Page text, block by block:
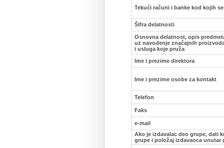
Tekući računi i banke kod kojih
Šifra delatnosti
Osnovna delatnost, opis
uz navođenje značajnih
i usluga koje pruža
Ime i prezime direktora
Ime i prezime osobe za kontakt
Telefon
Faks
e-mail
Ako je izdavalac deo grupe, dati
grupe i položaj izdavaoca unutar